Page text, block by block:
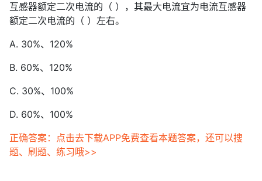
互感器额定二次电流的（ ），其最大电流宜为电流互感器
额定二次电流的（ ）左右。
A. 30%、120%
B. 60%、120%
C. 30%、100%
D. 60%、100%
正确答案：点击去下载APP免费查看本题答案，还可以搜
题、刷题、练习哦>>